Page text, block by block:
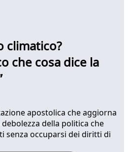
climatico?
che cosa dice la
apostolica che aggiorna
debolezza della politica che
senza occuparsi dei diritti di